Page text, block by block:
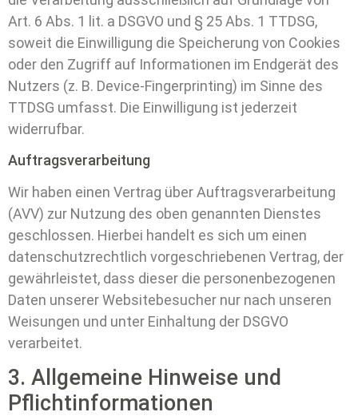
Art. 6 Abs. 1 lit. a DSGVO und § 25 Abs. 1 TTDSG,
soweit die Einwilligung die Speicherung von Cookies
oder den Zugriff auf Informationen im Endgerät des
Nutzers (z. B. Device-Fingerprinting) im Sinne des
TTDSG umfasst. Die Einwilligung ist jederzeit
widerrufbar.
Auftragsverarbeitung
Wir haben einen Vertrag über Auftragsverarbeitung
(AVV) zur Nutzung des oben genannten Dienstes
geschlossen. Hierbei handelt es sich um einen
datenschutzrechtlich vorgeschriebenen Vertrag, der
gewährleistet, dass dieser die personenbezogenen
Daten unserer Websitebesucher nur nach unseren
Weisungen und unter Einhaltung der DSGVO
verarbeitet.
3. Allgemeine Hinweise und
Pflicht­informationen